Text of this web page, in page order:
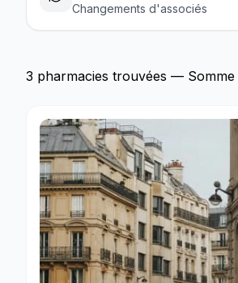
Changements d'associés
3 pharmacies trouvées — Somme